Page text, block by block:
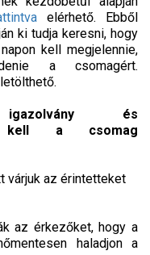
elérhető. Ebből
ki tudja keresni, hogy
kell megjelennie,
a csomagért.
letölthető.
és
kell a csomag
várjuk az érintetteket
az érkezőket, hogy a
haladjon a